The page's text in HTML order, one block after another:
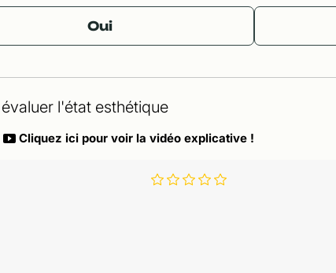
Oui
l'état esthétique
Cliquez ici pour voir la vidéo explicative !